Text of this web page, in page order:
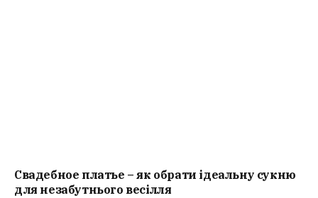
Свадебное платье – як обрати ідеальну сукню
для незабутнього весілля